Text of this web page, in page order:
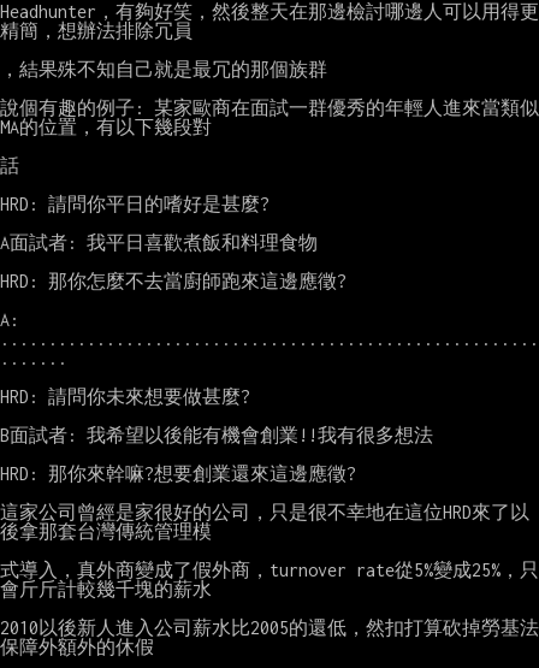
Headhunter，有夠好笑，然後整天在那邊檢討哪邊人可以用得更
精簡，想辦法排除冗員
，結果殊不知自己就是最冗的那個族群
說個有趣的例子: 某家歐商在面試一群優秀的年輕人進來當類似
MA的位置，有以下幾段對
話
HRD: 請問你平日的嗜好是甚麼?
A面試者: 我平日喜歡煮飯和料理食物
HRD: 那你怎麼不去當廚師跑來這邊應徵?
A:
........................................................
.......
HRD: 請問你未來想要做甚麼?
B面試者: 我希望以後能有機會創業!!我有很多想法
HRD: 那你來幹嘛?想要創業還來這邊應徵?
這家公司曾經是家很好的公司，只是很不幸地在這位HRD來了以
後拿那套台灣傳統管理模
式導入，真外商變成了假外商，turnover rate從5%變成25%，只
會斤斤計較幾千塊的薪水
2010以後新人進入公司薪水比2005的還低，然扣打算砍掉勞基法
保障外額外的休假